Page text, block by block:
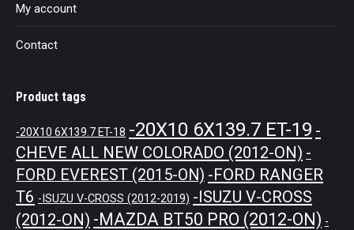
My account
Contact
Product tags
-20X10 6X139.7 ET-18 -20X10 6X139.7 ET-19 -
CHEVE ALL NEW COLORADO (2012-ON) -
FORD EVEREST (2015-ON) -FORD RANGER
T6 -ISUZU V-CROSS (2012-2019) -ISUZU V-CROSS
(2012-ON) -MAZDA BT50 PRO (2012-ON) -